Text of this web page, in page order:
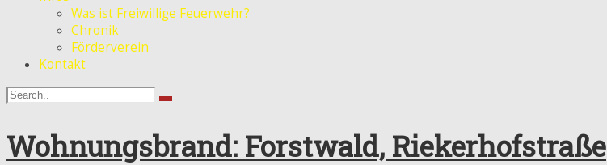
Was ist Freiwillige Feuerwehr?
Chronik
Förderverein
Kontakt
Wohnungsbrand: Forstwald, Riekerhofstraße